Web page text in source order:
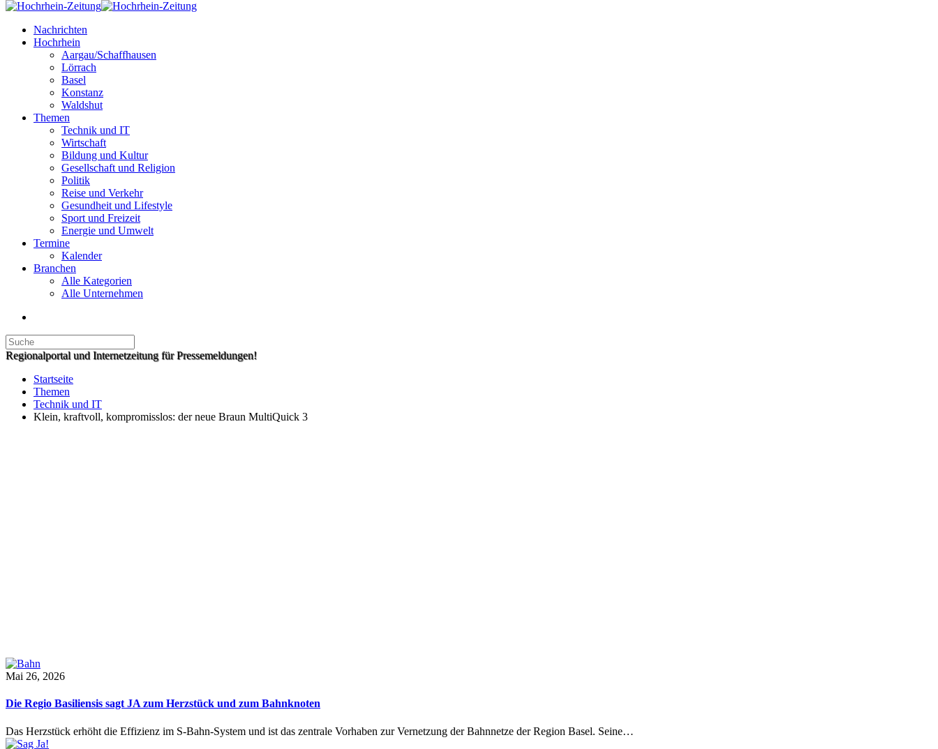
Nachrichten
Hochrhein
Aargau/Schaffhausen
Lörrach
Basel
Konstanz
Waldshut
Themen
Technik und IT
Wirtschaft
Bildung und Kultur
Gesellschaft und Religion
Politik
Reise und Verkehr
Gesundheit und Lifestyle
Sport und Freizeit
Energie und Umwelt
Termine
Kalender
Branchen
Alle Kategorien
Alle Unternehmen
Regionalportal und Internetzeitung für Pressemeldungen!
Startseite
Themen
Technik und IT
Klein, kraftvoll, kompromisslos: der neue Braun MultiQuick 3
Mai 26, 2026
Die Regio Basiliensis sagt JA zum Herzstück und zum Bahnknoten
Das Herzstück erhöht die Effizienz im S-Bahn-System und ist das zentrale Vorhaben zur Vernetzung der Bahnnetze der Region Basel. Seine…